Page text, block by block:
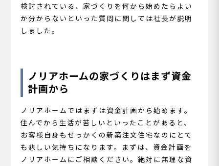
検討されている、家づくりを何から始めたらよい
か分からないといった質問に関しては社長が説明
しました。
ノリアホームの家づくりはまず資金
計画から
ノリアホームではまずは資金計画から始めます。
住んでから生活が苦しいといったことがあると、
お客様自身もせっかくの新築注文住宅なのにとて
も悲しい気持ちになります。まずは、資金計画を
ノリアホームにご相談ください。絶対に無理な資